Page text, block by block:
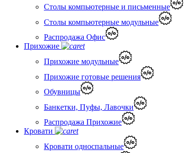
Столы компьютерные и письменные
Столы компьютерные модульные
Распродажа Офис
Прихожие
Прихожие модульные
Прихожие готовые решения
Обувницы
Банкетки, Пуфы, Лавочки
Распродажа Прихожие
Кровати
Кровати односпальные